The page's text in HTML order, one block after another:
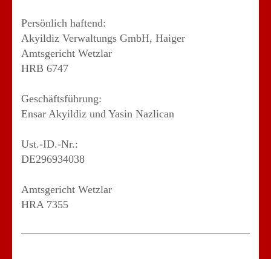
Persönlich haftend:
Akyildiz Verwaltungs GmbH, Haiger
Amtsgericht Wetzlar
HRB 6747
Geschäftsführung:
Ensar Akyildiz und Yasin Nazlican
Ust.-ID.-Nr.:
DE296934038
Amtsgericht Wetzlar
HRA 7355